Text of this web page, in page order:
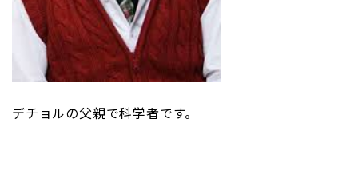
デチョルの父親で科学者です。